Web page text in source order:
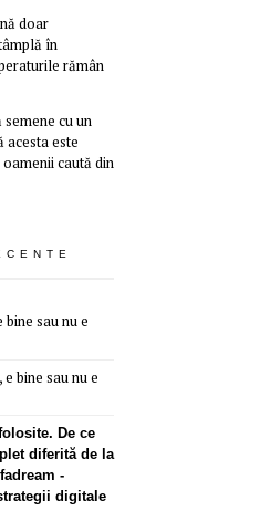
doar
în
rămân
cu un
acesta este
caută din
bine sau nu e
e bine sau nu e
De ce
diferită de la
-
digitale